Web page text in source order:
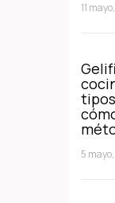
11
5